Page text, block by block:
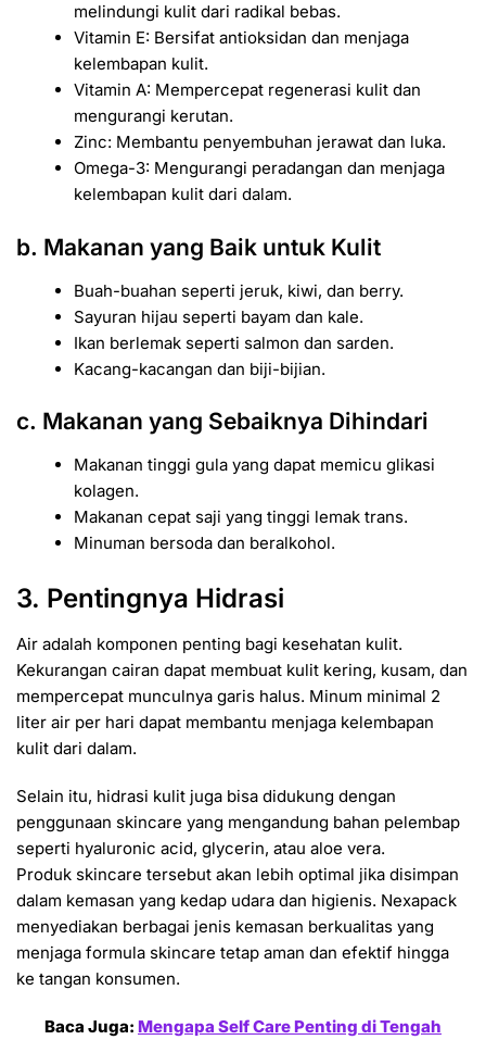
melindungi kulit dari radikal bebas.
Vitamin E: Bersifat antioksidan dan menjaga
kelembapan kulit.
Vitamin A: Mempercepat regenerasi kulit dan
mengurangi kerutan.
Zinc: Membantu penyembuhan jerawat dan luka.
Omega-3: Mengurangi peradangan dan menjaga
kelembapan kulit dari dalam.
b. Makanan yang Baik untuk Kulit
Buah-buahan seperti jeruk, kiwi, dan berry.
Sayuran hijau seperti bayam dan kale.
Ikan berlemak seperti salmon dan sarden.
Kacang-kacangan dan biji-bijian.
c. Makanan yang Sebaiknya Dihindari
Makanan tinggi gula yang dapat memicu glikasi
kolagen.
Makanan cepat saji yang tinggi lemak trans.
Minuman bersoda dan beralkohol.
3. Pentingnya Hidrasi
Air adalah komponen penting bagi kesehatan kulit.
Kekurangan cairan dapat membuat kulit kering, kusam, dan
mempercepat munculnya garis halus. Minum minimal 2
liter air per hari dapat membantu menjaga kelembapan
kulit dari dalam.
Selain itu, hidrasi kulit juga bisa didukung dengan
penggunaan skincare yang mengandung bahan pelembap
seperti hyaluronic acid, glycerin, atau aloe vera.
Produk skincare tersebut akan lebih optimal jika disimpan
dalam kemasan yang kedap udara dan higienis. Nexapack
menyediakan berbagai jenis kemasan berkualitas yang
menjaga formula skincare tetap aman dan efektif hingga
ke tangan konsumen.
Baca Juga: Mengapa Self Care Penting di Tengah